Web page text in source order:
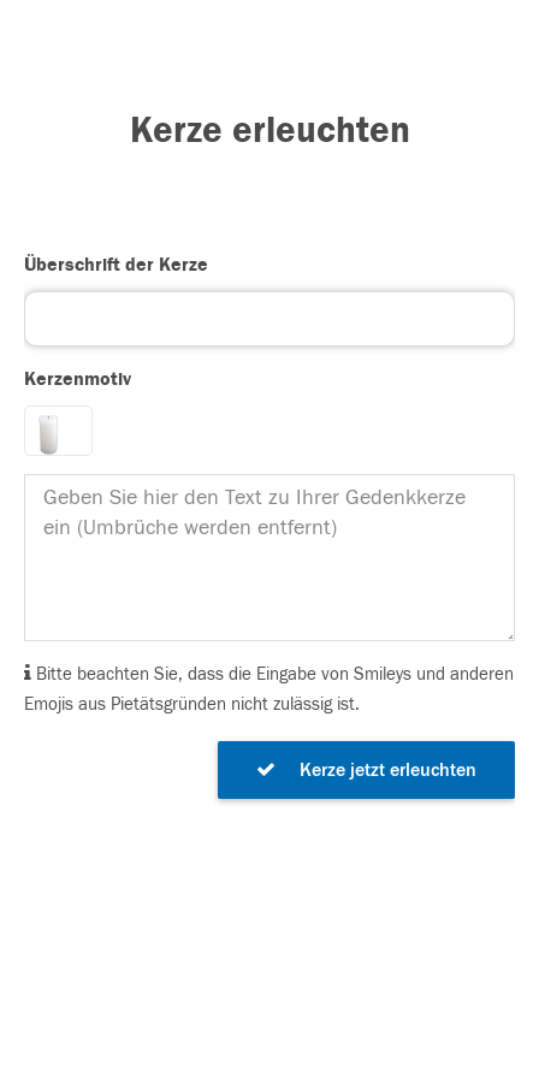
Kerze erleuchten
Überschrift der Kerze
Kerzenmotiv
Bitte beachten Sie, dass die Eingabe von Smileys und anderen
Emojis aus Pietätsgründen nicht zulässig ist.
Kerze jetzt erleuchten